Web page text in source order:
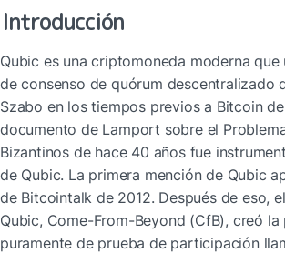
Introducción
Qubic es una criptomoneda moderna
de consenso de quórum descentralizado
Szabo en los tiempos previos a Bitcoin
documento de Lamport sobre el
Bizantinos de hace 40 años fue
de Qubic. La primera mención de Qubic
de Bitcointalk de 2012. Después de eso,
Qubic, Come-From-Beyond (CfB), creó la
puramente de prueba de participación